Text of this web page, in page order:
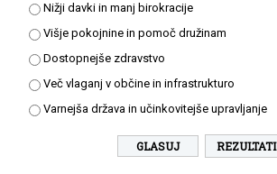
Nižji davki in manj birokracije
Višje pokojnine in pomoč družinam
Dostopnejše zdravstvo
Več vlaganj v občine in infrastrukturo
Varnejša država in učinkovitejše upravljanje
REZULTATI